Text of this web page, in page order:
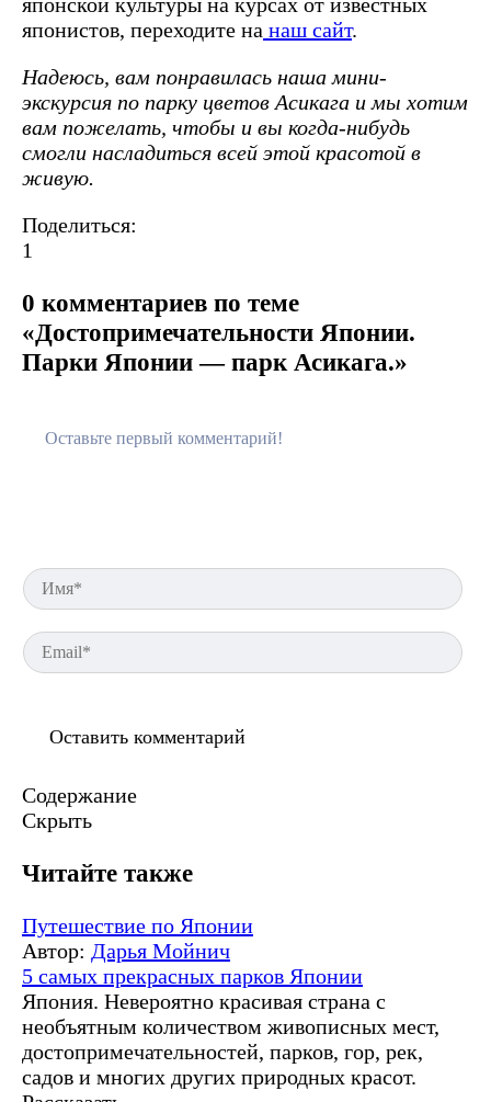
японистов, переходите на наш сайт.
Надеюсь, вам понравилась наша мини-
экскурсия по парку цветов Асикага и мы хотим
вам пожелать, чтобы и вы когда-нибудь
смогли насладиться всей этой красотой в
живую.
Поделиться:
1
0 комментариев по теме
«Достопримечательности Японии.
Парки Японии — парк Асикага.»
Содержание
Скрыть
Читайте также
Путешествие по Японии
Автор: Дарья Мойнич
5 самых прекрасных парков Японии
Япония. Невероятно красивая страна с
необъятным количеством живописных мест,
достопримечательностей, парков, гор, рек,
садов и многих других природных красот.